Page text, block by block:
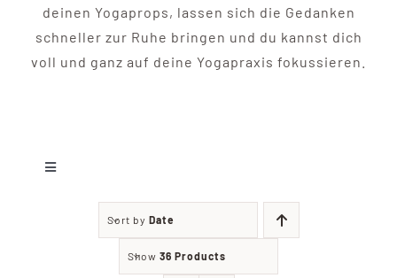
Kontakt
deinen Yogaprops, lassen sich die Gedanken
schneller zur Ruhe bringen und du kannst dich
voll und ganz auf deine Yogapraxis fokussieren.
Toggle
Sort by Date
Show 36 Products